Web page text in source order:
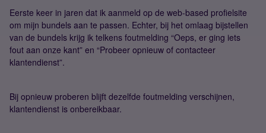
Eerste keer in jaren dat ik aanmeld op de web-based profielsite
om mijn bundels aan te passen. Echter, bij het omlaag bijstellen
van de bundels krijg ik telkens foutmelding “Oeps, er ging iets
fout aan onze kant” en “Probeer opnieuw of contacteer
klantendienst”.
Bij opnieuw proberen blijft dezelfde foutmelding verschijnen,
klantendienst is onbereikbaar.